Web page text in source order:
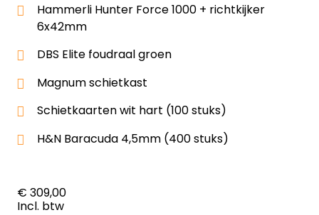
Hammerli Hunter Force 1000 + richtkijker
6x42mm
DBS Elite foudraal groen
Magnum schietkast
Schietkaarten wit hart (100 stuks)
H&N Baracuda 4,5mm (400 stuks)
€ 309,00
Incl. btw